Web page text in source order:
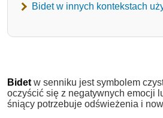
Bidet w innych kontekstach
Bidet w senniku jest symbolem
oczyścić się z negatywnych emocji
śniący potrzebuje odświeżenia i